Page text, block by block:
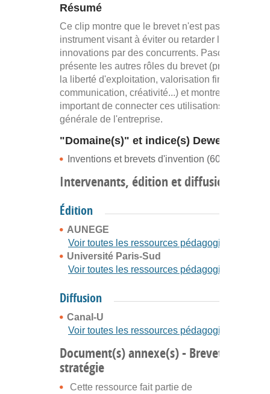
Résumé
Ce clip montre que le brevet n'est pas un simple
instrument visant à éviter ou retarder l'imitation
innovations par des concurrents. Pascal Corbel y
présente les autres rôles du brevet (préservation
la liberté d'exploitation, valorisation financière,
communication, créativité...) et montre qu'il est
important de connecter ces utilisations à la
générale de l'entreprise.
"Domaine(s)" et indice(s) Dewey
Inventions et brevets d'invention (608)
Intervenants, édition et diffusion
Édition
AUNEGE
Voir toutes les ressources pédagogiques
Université Paris-Sud
Voir toutes les ressources pédagogiques
Diffusion
Canal-U
Voir toutes les ressources pédagogiques
Document(s) annexe(s) - Brevet et
stratégie
Cette ressource fait partie de